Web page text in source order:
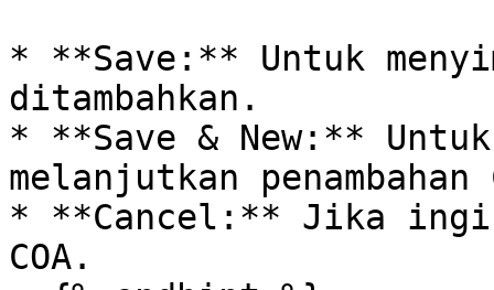
* **Save:** Untuk
ditambahkan.
* **Save & New:** Untuk
melanjutkan
* **Cancel:** Jika ingin
COA.